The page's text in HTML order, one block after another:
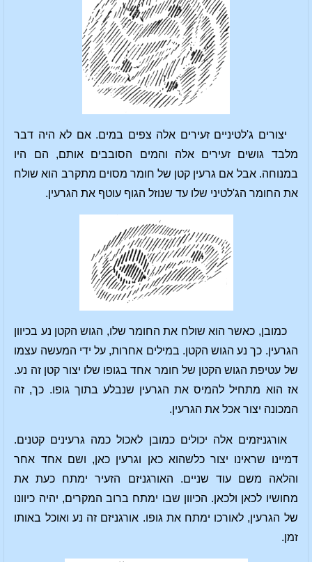
יצורים ג'לטיניים זעירים אלה צפים במים. אם לא היה דבר
מלבד גושים זעירים אלה והמים הסובבים אותם, הם היו
במנוחה. אבל אם גרעין קטן של חומר מסוים מתקרב הוא שולח
את החומר הג'לטיני שלו עד שנוזל הגוף עוטף את הגרעין.
כמובן, כאשר הוא שולח את החומר שלו, הגוש הקטן נע בכיוון
הגרעין. כך נע הגוש הקטן. במילים אחרות, על ידי המעשה עצמו
של עטיפת הגוש הקטן של חומר אחד בגופו שלו יצור קטן זה נע.
אז הוא מתחיל להמיס את הגרעין שנבלע בתוך גופו. כך, זה
המכונה יצור אכל את הגרעין.
אורגניזמים אלה יכולים כמובן לאכול כמה גרעינים קטנים.
דמיינו שראינו יצור כלשהוא כאן וגרעין כאן, ושם אחד אחר
והלאה משם עוד שניים. האורגניזם הזעיר ימתח כעת את
מחושיו לכאן ולכאן. הכיוון שבו ימתח ברוב המקרים, יהיה כיוונו
של הגרעין, לאורכו ימתח את גופו. אורגניזם זה נע ואוכל באותו
זמן.